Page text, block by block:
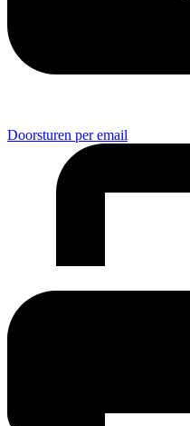
Doorsturen per email